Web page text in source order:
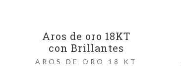
Aros de oro 18KT
con Brillantes
AROS DE ORO 18 KT